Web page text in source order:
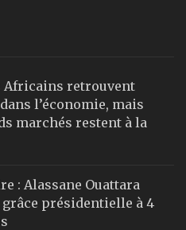
Africains retrouvent
l’économie, mais
marchés restent à la
: Alassane Ouattara
grâce présidentielle à 4